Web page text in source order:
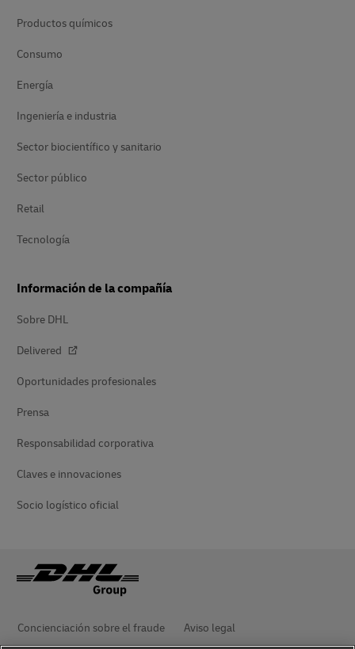
Productos químicos
Consumo
Energía
Ingeniería e industria
Sector biocientífico y sanitario
Sector público
Retail
Tecnología
Información de la compañía
Sobre DHL
Delivered
Oportunidades profesionales
Prensa
Responsabilidad corporativa
Claves e innovaciones
Socio logístico oficial
Concienciación sobre el fraude Aviso legal